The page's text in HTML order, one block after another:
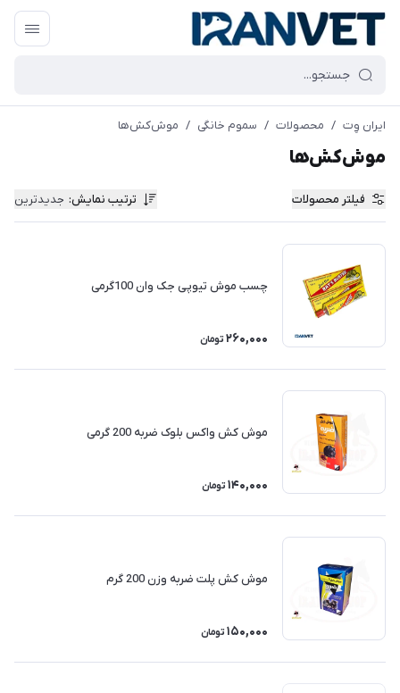
ایران وِت / محصولات / سموم خانگی / موش‌کش‌ها
موش‌کش‌ها
فیلتر محصولات ترتیب نمایش: جدیدترین
چسب موش تیوپی جک وان 100گرمی
260,000 تومان
موش کش واکس بلوک ضربه 200 گرمی
140,000 تومان
موش کش پلت ضربه وزن 200 گرم
150,000 تومان